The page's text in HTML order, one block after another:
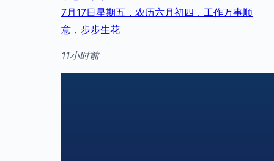
7月17日星期五，农历六月初四，工作万事顺
意，步步生花
11小时前